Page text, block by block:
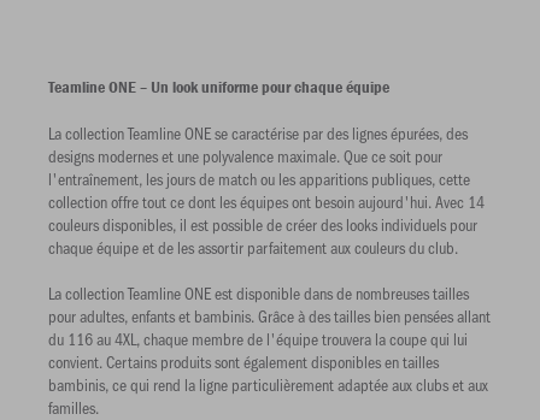
Teamline ONE – Un look uniforme pour chaque équipe
La collection Teamline ONE se caractérise par des lignes épurées, des
designs modernes et une polyvalence maximale. Que ce soit pour
l'entraînement, les jours de match ou les apparitions publiques, cette
collection offre tout ce dont les équipes ont besoin aujourd'hui. Avec 14
couleurs disponibles, il est possible de créer des looks individuels pour
chaque équipe et de les assortir parfaitement aux couleurs du club.
La collection Teamline ONE est disponible dans de nombreuses tailles
pour adultes, enfants et bambinis. Grâce à des tailles bien pensées allant
du 116 au 4XL, chaque membre de l'équipe trouvera la coupe qui lui
convient. Certains produits sont également disponibles en tailles
bambinis, ce qui rend la ligne particulièrement adaptée aux clubs et aux
familles.